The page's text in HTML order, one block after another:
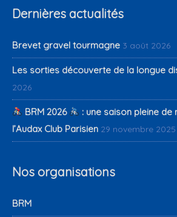
Dernières actualités
Brevet gravel tourmagne 3 août 2026
Les sorties découverte de la longue
2026
BRM 2026
: une saison pleine de
l’Audax Club Parisien 29 novembre 2025
Nos organisations
BRM